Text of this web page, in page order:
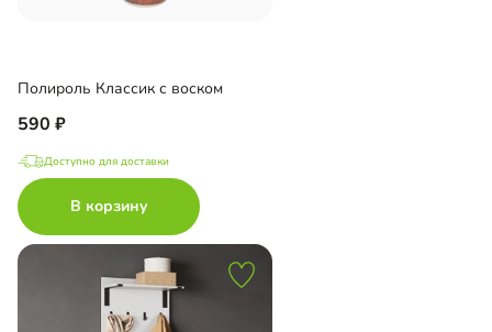
Полироль Классик с воском
590
Доступно для доставки
В корзину